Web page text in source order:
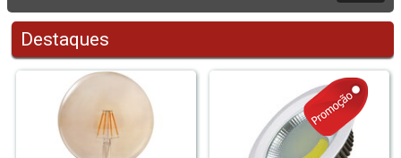
Destaques